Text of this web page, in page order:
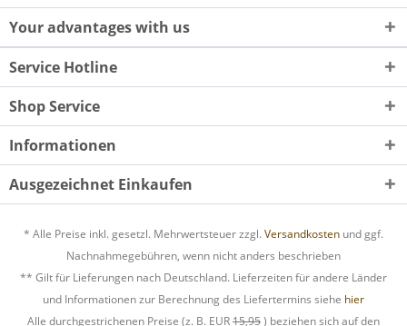
Your advantages with us
Service Hotline
Shop Service
Informationen
Ausgezeichnet Einkaufen
* Alle Preise inkl. gesetzl. Mehrwertsteuer zzgl. Versandkosten und ggf.
Nachnahmegebühren, wenn nicht anders beschrieben
** Gilt für Lieferungen nach Deutschland. Lieferzeiten für andere Länder
und Informationen zur Berechnung des Liefertermins siehe hier
Alle durchgestrichenen Preise (z. B. EUR15,95) beziehen sich auf den